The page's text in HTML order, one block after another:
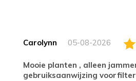
Carolynn 05-08-2026
Mooie planten , alleen jammer geen
gebruiksaanwijzing voorfilter